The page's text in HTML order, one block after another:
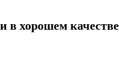
в хорошем качестве